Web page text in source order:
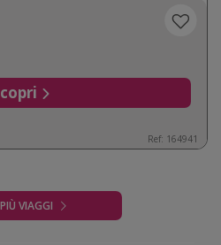
Ref: 164941
VIAGGI